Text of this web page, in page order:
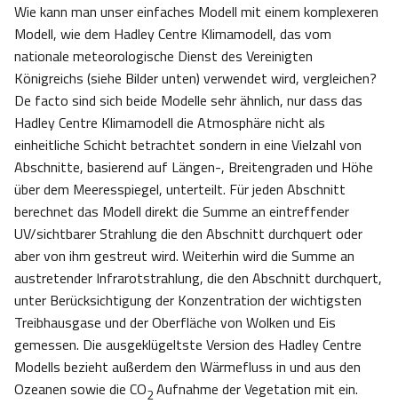
Wie kann man unser einfaches Modell mit einem komplexeren
Modell, wie dem Hadley Centre Klimamodell, das vom
nationale meteorologische Dienst des Vereinigten
Königreichs (siehe Bilder unten) verwendet wird, vergleichen?
De facto sind sich beide Modelle sehr ähnlich, nur dass das
Hadley Centre Klimamodell die Atmosphäre nicht als
einheitliche Schicht betrachtet sondern in eine Vielzahl von
Abschnitte, basierend auf Längen-, Breitengraden und Höhe
über dem Meeresspiegel, unterteilt. Für jeden Abschnitt
berechnet das Modell direkt die Summe an eintreffender
UV/sichtbarer Strahlung die den Abschnitt durchquert oder
aber von ihm gestreut wird. Weiterhin wird die Summe an
austretender Infrarotstrahlung, die den Abschnitt durchquert,
unter Berücksichtigung der Konzentration der wichtigsten
Treibhausgase und der Oberfläche von Wolken und Eis
gemessen. Die ausgeklügeltste Version des Hadley Centre
Modells bezieht außerdem den Wärmefluss in und aus den
Ozeanen sowie die CO2 Aufnahme der Vegetation mit ein.